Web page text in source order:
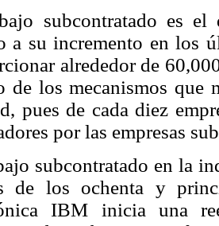
subcontratado es el
a su incremento en los
alrededor de
de los mecanismos que
pues de cada diez
por las empresas
subcontratado en la
de los ochenta y
IBM inicia una